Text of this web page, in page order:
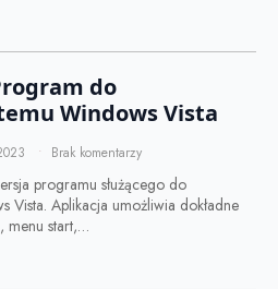
do
Windows Vista
Brak komentarzy
programu służącego do
Vista. Aplikacja umożliwia dokładne
menu start,…